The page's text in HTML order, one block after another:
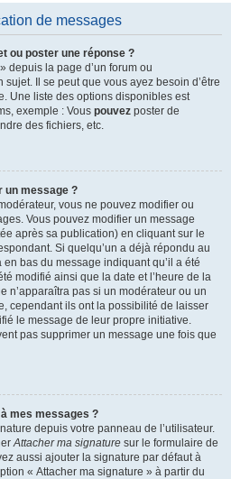
de messages
ou poster une réponse ?
depuis la page d’un forum ou
Il se peut que vous ayez besoin d’être
Une liste des options disponibles est
exemple : Vous pouvez poster de
des fichiers, etc.
un message ?
vous ne pouvez modifier ou
Vous pouvez modifier un message
après sa publication) en cliquant sur le
Si quelqu’un a déjà répondu au
en bas du message indiquant qu’il a été
modifié ainsi que la date et l’heure de la
n’apparaîtra pas si un modérateur ou un
cependant ils ont la possibilité de laisser
le message de leur propre initiative.
pas supprimer un message une fois que
mes messages ?
depuis votre panneau de l’utilisateur.
Attacher ma signature sur le formulaire de
aussi ajouter la signature par défaut à
« Attacher ma signature » à partir du